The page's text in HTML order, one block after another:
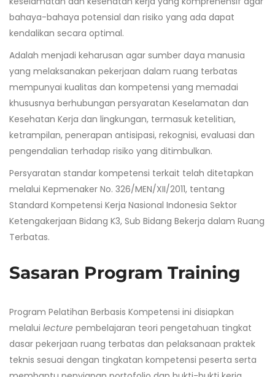
bahaya-bahaya potensial dan risiko yang ada dapat
kendalikan secara optimal.
Adalah menjadi keharusan agar sumber daya manusia
yang melaksanakan pekerjaan dalam ruang terbatas
mempunyai kualitas dan kompetensi yang memadai
khususnya berhubungan persyaratan Keselamatan dan
Kesehatan Kerja dan lingkungan, termasuk ketelitian,
ketrampilan, penerapan antisipasi, rekognisi, evaluasi dan
pengendalian terhadap risiko yang ditimbulkan.
Persyaratan standar kompetensi terkait telah ditetapkan
melalui Kepmenaker No. 326/MEN/XII/2011, tentang
Standard Kompetensi Kerja Nasional Indonesia Sektor
Ketengakerjaan Bidang K3, Sub Bidang Bekerja dalam Ruang
Terbatas.
Sasaran Program Training
Program Pelatihan Berbasis Kompetensi ini disiapkan
melalui lecture pembelajaran teori pengetahuan tingkat
dasar pekerjaan ruang terbatas dan pelaksanaan praktek
teknis sesuai dengan tingkatan kompetensi peserta serta